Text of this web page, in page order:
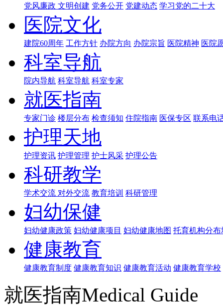
党风廉政 文明创建 党务公开 党建动态 学习党的二十大
医院文化
建院60周年 工作方针 办院方向 办院宗旨 医院精神 医院
科室导航
院内导航 科室导航 科室专家
就医指南
专家门诊 楼层分布 检查须知 住院指南 医保专区 联系电
护理天地
护理资讯 护理管理 护士风采 护理公告
科研教学
学术交流 对外交流 教育培训 科研管理
妇幼保健
妇幼健康政策 妇幼健康项目 妇幼健康地图 托育机构分布
健康教育
健康教育制度 健康教育知识 健康教育活动 健康教育学校
就医指南Medical Guide